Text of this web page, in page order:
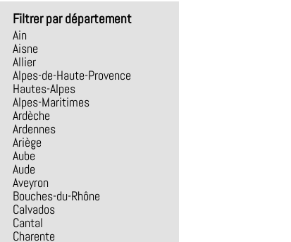
Filtrer par département
Ain
Aisne
Allier
Alpes-de-Haute-Provence
Hautes-Alpes
Alpes-Maritimes
Ardèche
Ardennes
Ariège
Aube
Aude
Aveyron
Bouches-du-Rhône
Calvados
Cantal
Charente